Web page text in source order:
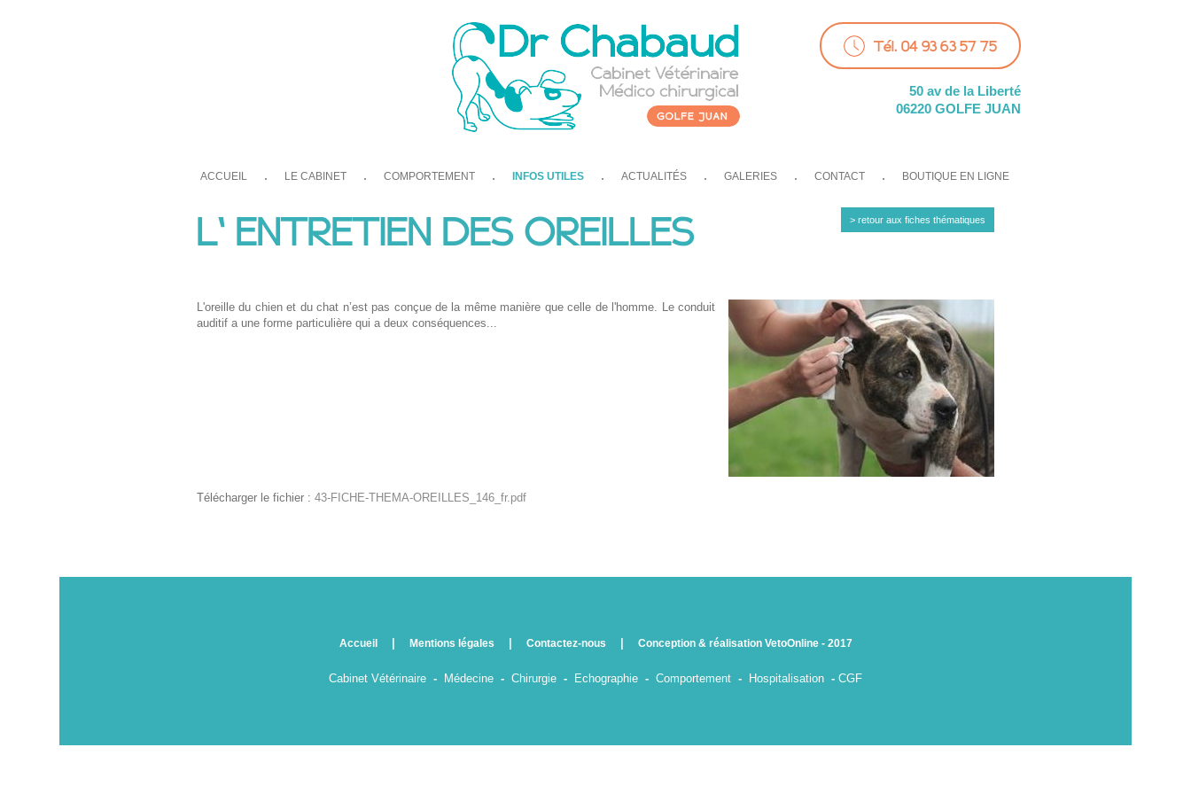
Tél. 04 93 63 57 75
50 av de la Liberté
06220 GOLFE JUAN
ACCUEIL LE CABINET COMPORTEMENT INFOS UTILES ACTUALITÉS GALERIES CONTACT BOUTIQUE EN LIGNE
> retour aux fiches thématiques
L' ENTRETIEN DES OREILLES
L'oreille du chien et du chat n’est pas conçue de la même manière que celle de l'homme. Le conduit
auditif a une forme particulière qui a deux conséquences...
Télécharger le fichier : 43-FICHE-THEMA-OREILLES_146_fr.pdf
Accueil Mentions légales Contactez-nous Conception & réalisation VetoOnline - 2017
Cabinet Vétérinaire - Médecine - Chirurgie - Echographie - Comportement - Hospitalisation - CGF